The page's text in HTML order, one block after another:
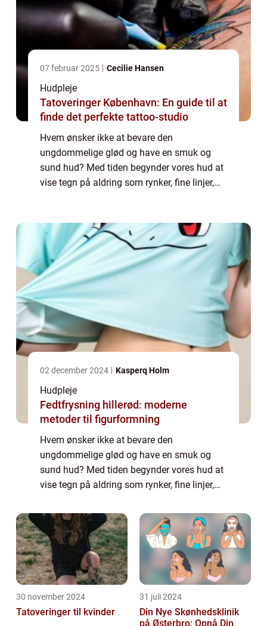
07 februar 2025 Cecilie Hansen
Hudpleje
Tatoveringer København: En guide til at
finde det perfekte tattoo-studio
Hvem ønsker ikke at bevare den
ungdommelige glød og have en smuk og
sund hud? Med tiden begynder vores hud at
vise tegn på aldring som rynker, fine linjer,
skønhedsindus...
02 december 2024 Kasperq Holm
Hudpleje
Fedtfrysning hillerød: moderne
metoder til figurformning
Hvem ønsker ikke at bevare den
ungdommelige glød og have en smuk og
sund hud? Med tiden begynder vores hud at
vise tegn på aldring som rynker, fine linjer,
frygt ej! Med fremskridt inden for
skønhedsindus...
30 november 2024
Tatoveringer til kvinder
31 juli 2024
Din Nye Skønhedsklinik
på Østerbro: Opnå Din